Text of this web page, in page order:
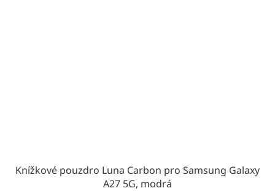
Knížkové pouzdro Luna Carbon pro Samsung Galaxy
A27 5G, modrá